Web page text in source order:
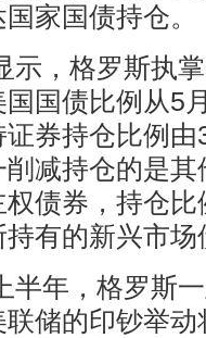
家国债持仓。
示，格罗斯执
国债比例从5
券持仓比例
削减持仓的是
权债券，持仓
持有的新兴市
半年，格罗斯
储的印钞举